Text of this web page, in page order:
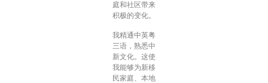
庭和社区带来
积极的变化。
我精通中英粤
三语，熟悉中
新文化。这使
我能够为新移
民家庭、本地